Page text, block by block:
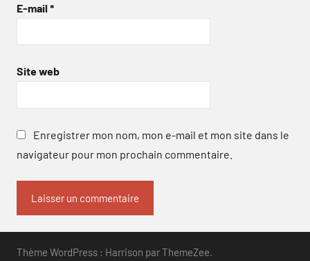
E-mail *
Site web
Enregistrer mon nom, mon e-mail et mon site dans le
navigateur pour mon prochain commentaire.
Thème WordPress : Harrison par ThemeZee.